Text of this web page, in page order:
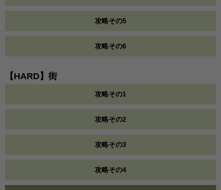
攻略その5
攻略その6
【HARD】街
攻略その1
攻略その2
攻略その3
攻略その4